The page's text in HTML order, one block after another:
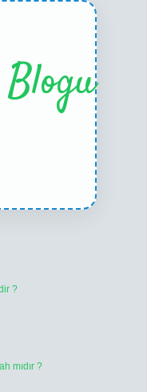
?
mıdır ?